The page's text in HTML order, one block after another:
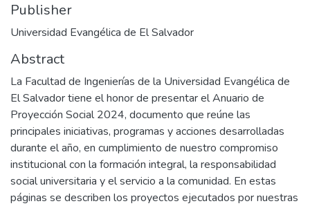
Publisher
Universidad Evangélica de El Salvador
Abstract
La Facultad de Ingenierías de la Universidad Evangélica de
El Salvador tiene el honor de presentar el Anuario de
Proyección Social 2024, documento que reúne las
principales iniciativas, programas y acciones desarrolladas
durante el año, en cumplimiento de nuestro compromiso
institucional con la formación integral, la responsabilidad
social universitaria y el servicio a la comunidad. En estas
páginas se describen los proyectos ejecutados por nuestras